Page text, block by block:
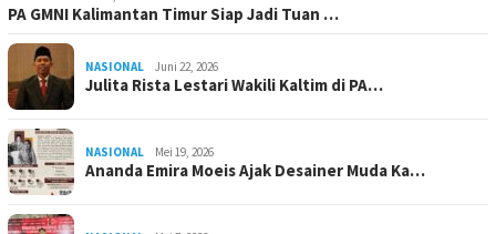
PA GMNI Kalimantan Timur Siap Jadi Tuan …
NASIONAL Juni 22, 2026
Julita Rista Lestari Wakili Kaltim di PA…
NASIONAL Mei 19, 2026
Ananda Emira Moeis Ajak Desainer Muda Ka…